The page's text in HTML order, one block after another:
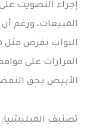
إجراء التصويت
المبيعات، ورغم
النواب بفرض مثل
القرارات على
الأبيض بحق
تصنيف الميليشيا: